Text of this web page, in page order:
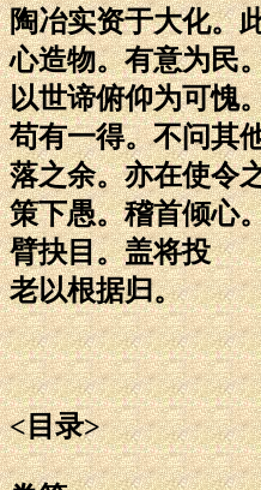
陶冶实资于大化。
心造物。有意为民
以世谛俯仰为可愧
苟有一得。不问其
落之余。亦在使令
策下愚。稽首倾心
臂抉目。盖将投
老以根据归。
<目录>